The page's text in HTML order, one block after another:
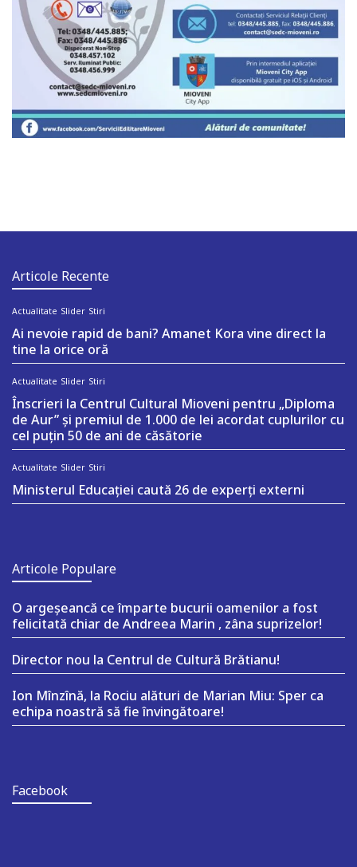
Articole Recente
Actualitate Slider Stiri
Ai nevoie rapid de bani? Amanet Kora vine direct la
tine la orice oră
Actualitate Slider Stiri
Înscrieri la Centrul Cultural Mioveni pentru „Diploma
de Aur” și premiul de 1.000 de lei acordat cuplurilor cu
cel puțin 50 de ani de căsătorie
Actualitate Slider Stiri
Ministerul Educației caută 26 de experți externi
Articole Populare
O argeşeancă ce împarte bucurii oamenilor a fost
felicitată chiar de Andreea Marin , zâna suprizelor!
Director nou la Centrul de Cultură Brătianu!
Ion Mînzînă, la Rociu alături de Marian Miu: Sper ca
echipa noastră să fie învingătoare!
Facebook